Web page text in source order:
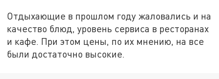
Отдыхающие в прошлом году жаловались и на
качество блюд, уровень сервиса в ресторанах
и кафе. При этом цены, по их мнению, на все
были достаточно высокие.